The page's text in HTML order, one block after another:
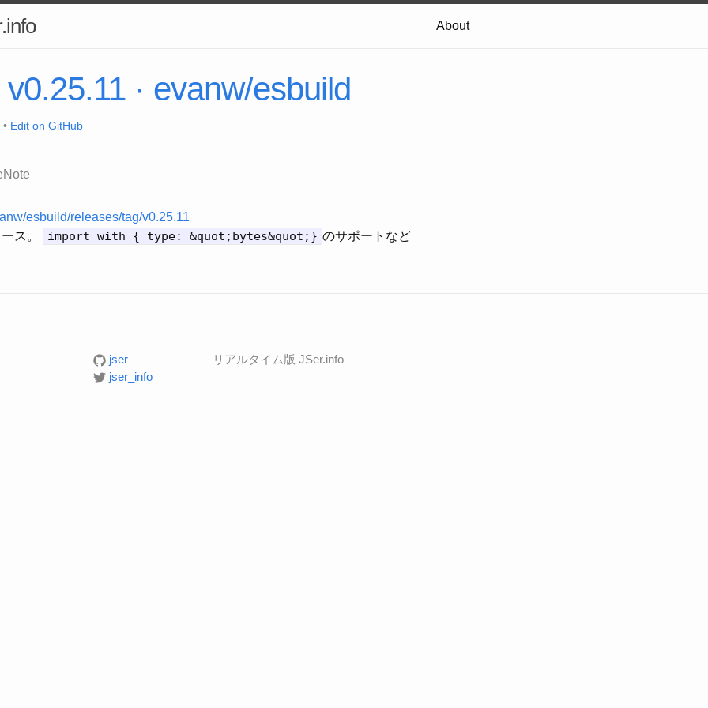
About
· evanw/esbuild
Edit on GitHub
esbuild/releases/tag/v0.25.11
ス。
import with { type: &quot;bytes&quot;} のサポートなど
jser
jser_info
リアルタイム版 JSer.info